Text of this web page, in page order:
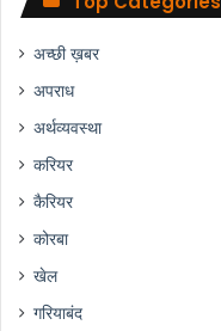
अच्छी ख़बर
अपराध
अर्थव्यवस्था
करियर
कैरियर
कोरबा
खेल
गरियाबंद